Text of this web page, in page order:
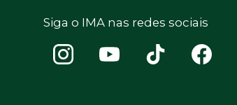
Siga o IMA nas redes sociais